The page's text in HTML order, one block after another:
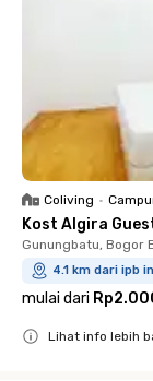
Coliving •
Kost Algira
Gunungbatu, Bogor
4.1 km dari ipb
mulai dari
Lihat info lebih